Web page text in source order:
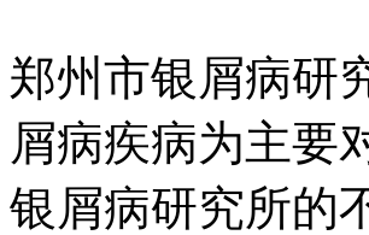
郑州市银屑病研
屑病疾病为主要
银屑病研究所的